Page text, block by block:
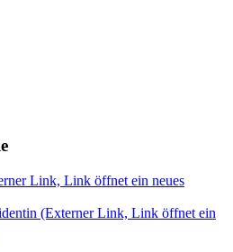
Link, Link öffnet ein neues
(Externer Link, Link öffnet ein